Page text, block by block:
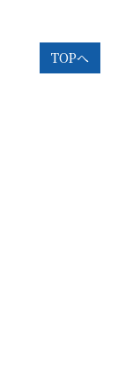
TOPへ